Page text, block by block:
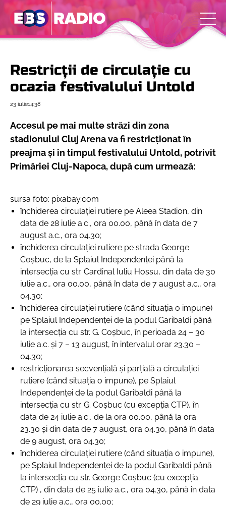
Restricții de circulație cu
ocazia festivalului Untold
23 iulie14:38
Accesul pe mai multe străzi din zona
stadionului Cluj Arena va fi restricționat în
preajma și în timpul festivalului Untold, potrivit
Primăriei Cluj-Napoca, după cum urmează:
sursa foto: pixabay.com
închiderea circulaţiei rutiere pe Aleea Stadion, din
data de 28 iulie a.c., ora 00.00, până în data de 7
august a.c., ora 04.30;
închiderea circulaţiei rutiere pe strada George
Coşbuc, de la Splaiul Independenţei până la
intersecţia cu str. Cardinal Iuliu Hossu, din data de 30
iulie a.c., ora 00.00, până în data de 7 august a.c., ora
04.30;
închiderea circulației rutiere (când situația o impune)
pe Splaiul Independenței de la podul Garibaldi până
la intersecţia cu str. G. Coșbuc, în perioada 24 – 30
iulie a.c. și 7 – 13 august, în intervalul orar 23.30 –
04.30;
restricționarea secvențială și parțială a circulației
rutiere (când situația o impune), pe Splaiul
Independenţei de la podul Garibaldi până la
intersecţia cu str. G. Coșbuc (cu excepția CTP), în
data de 24 iulie a.c., de la ora 00.00, până la ora
23.30 și din data de 7 august, ora 04.30, până în data
de 9 august, ora 04.30;
închiderea circulaţiei rutiere (când situația o impune),
pe Splaiul Independenţei de la podul Garibaldi până
la intersecţia cu str. George Coșbuc (cu excepția
CTP) , din data de 25 iulie a.c., ora 04.30, până în data
de 29 iulie a.c., ora 00.00;